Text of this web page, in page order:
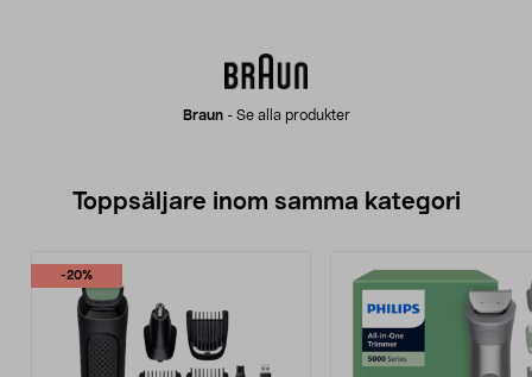
Braun- Se alla produkter
Toppsäljare inom samma kategori
-20%